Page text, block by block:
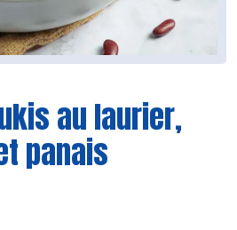
au laurier,
panais